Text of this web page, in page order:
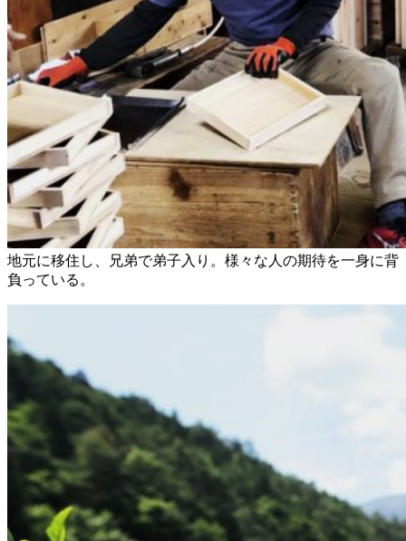
地元に移住し、兄弟で弟子入り。様々な人の期待を一身に背
負っている。